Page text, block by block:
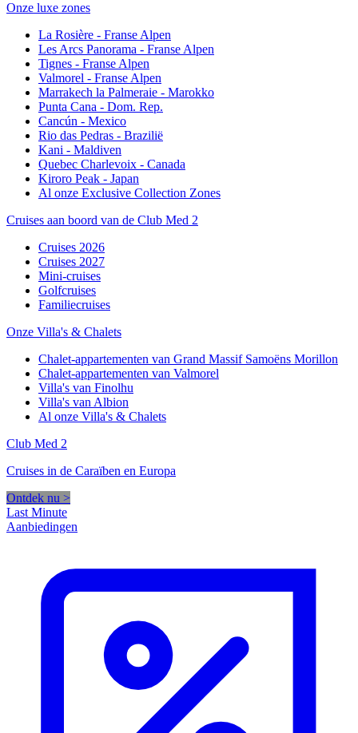
Onze luxe zones
La Rosière - Franse Alpen
Les Arcs Panorama - Franse Alpen
Tignes - Franse Alpen
Valmorel - Franse Alpen
Marrakech la Palmeraie - Marokko
Punta Cana - Dom. Rep.
Cancún - Mexico
Rio das Pedras - Brazilië
Kani - Maldiven
Quebec Charlevoix - Canada
Kiroro Peak - Japan
Al onze Exclusive Collection Zones
Cruises aan boord van de Club Med 2
Cruises 2026
Cruises 2027
Mini-cruises
Golfcruises
Familiecruises
Onze Villa's & Chalets
Chalet-appartementen van Grand Massif Samoëns Morillon
Chalet-appartementen van Valmorel
Villa's van Finolhu
Villa's van Albion
Al onze Villa's & Chalets
Club Med 2
Cruises in de Caraïben en Europa
Ontdek nu >
Last Minute
Aanbiedingen